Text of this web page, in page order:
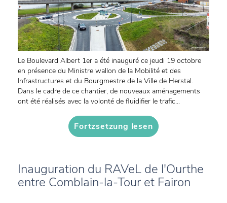
Le Boulevard Albert 1er a été inauguré ce jeudi 19 octobre
en présence du Ministre wallon de la Mobilité et des
Infrastructures et du Bourgmestre de la Ville de Herstal.
Dans le cadre de ce chantier, de nouveaux aménagements
ont été réalisés avec la volonté de fluidifier le trafic...
Fortzsetzung lesen
Inauguration du RAVeL de l'Ourthe
entre Comblain-la-Tour et Fairon